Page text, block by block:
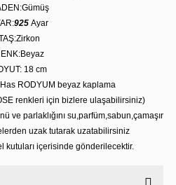
925 Ayar
18 cm
RODYUM beyaz kaplama
renkleri için bizlere ulaşabilirsiniz)
ve parlaklığını su,parfüm,sabun,çamaşır
uzak tutarak uzatabilirsiniz
kutuları içerisinde gönderilecektir.